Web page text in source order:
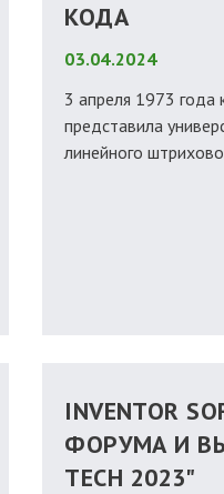
КОДА
03.04.2024
3 апреля 1973 года
представила
линейного
INVENTOR
ФОРУМА И
TECH 2023"